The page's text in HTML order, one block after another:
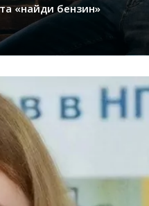
«найди бензин»